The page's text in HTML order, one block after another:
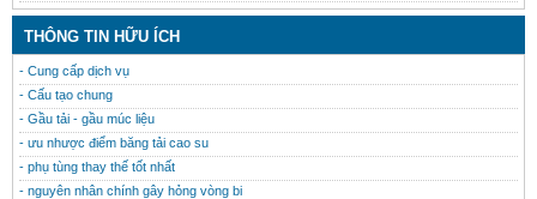
THÔNG TIN HỮU ÍCH
- Cung cấp dịch vụ
- Cấu tạo chung
- Gầu tải - gầu múc liệu
- ưu nhược điểm băng tải cao su
- phụ tùng thay thế tốt nhất
- nguyên nhân chính gây hỏng vòng bi